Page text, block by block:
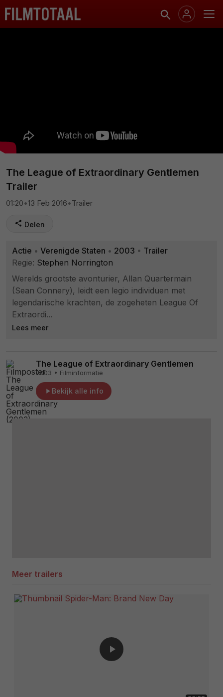
The League of Extraordinary Gentlemen
Trailer
01:20•13 Feb 2016•Trailer
Delen
Actie • Verenigde Staten • 2003 • Trailer
Regie: Stephen Norrington
Werelds grootste avonturier, Allan Quartermain
(Sean Connery), leidt een legio individuen met
legendarische krachten, de zogeheten League Of
Extraordi...
Lees meer
The League of Extraordinary Gentlemen
2003 • Filminformatie
Bekijk alle info
Meer trailers